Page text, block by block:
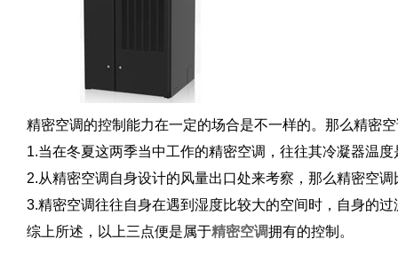
精密空调的控制能力在一定的场合是不一样的。那么精密
1.当在冬夏这两季当中工作的精密空调，往往其冷凝器温
2.从精密空调自身设计的风量出口处来考察，那么精密空
3.精密空调往往自身在遇到湿度比较大的空间时，自身的
综上所述，以上三点便是属于精密空调拥有的控制。